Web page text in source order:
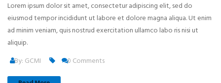
Lorem ipsum dolor sit amet, consectetur adipiscing elit, sed do
eiusmod tempor incididunt ut labore et dolore magna aliqua. Ut enim
ad minim veniam, quis nostrud exercitation ullamco labo ris nisi ut
aliquip.
By: GCMI
0 Comments